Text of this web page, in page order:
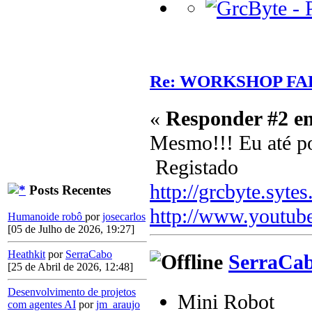
Posts Recentes
Humanoide robô porjosecarlos
[05 de Julho de 2026, 19:27]
Heathkit por SerraCabo
[25 de Abril de 2026, 12:48]
Desenvolvimento de projetos
com agentes AI porjm_araujo
Re: WORKSHOP
« Responder #2
Mesmo!!! Eu até
Registado
http://
http://
Mini Robot